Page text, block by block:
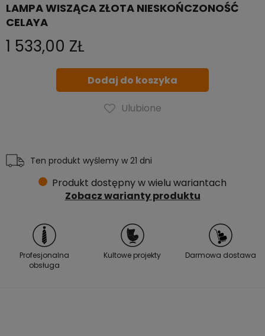
LAMPA WISZĄCA ZŁOTA NIESKOŃCZONOŚĆ
CELAYA
1 533,00 ZŁ
Dodaj do koszyka
Ulubione
Ten produkt wyślemy w 21 dni
Produkt dostępny w wielu wariantach
Zobacz warianty produktu
Profesjonalna
obsługa
Kultowe projekty Darmowa dostawa